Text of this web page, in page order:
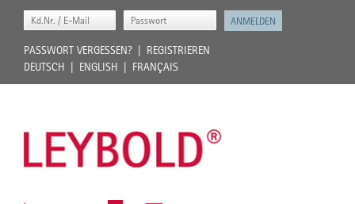
PASSWORT VERGESSEN?
REGISTRIEREN
DEUTSCH
ENGLISH FRANÇAIS